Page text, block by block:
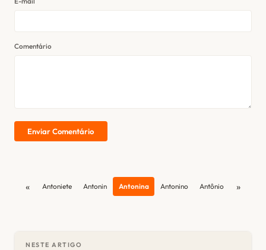
Comentário
Enviar Comentário
« Antoniete Antonin Antonina Antonino Antônio »
NESTE ARTIGO